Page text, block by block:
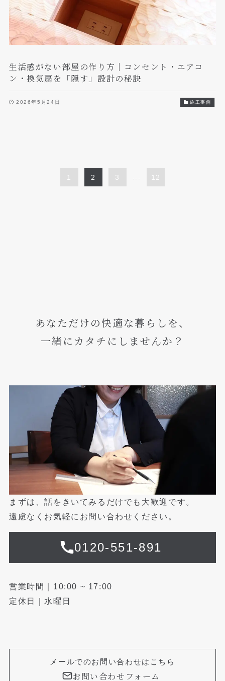
生活感がない部屋の作り方｜コンセント・エアコ
ン・換気扇を「隠す」設計の秘訣
2026年5月24日 施工事例
1 2 3 ... 12
あなただけの快適な暮らしを、
一緒にカタチにしませんか？
まずは、話をきいてみるだけでも大歓迎です。
遠慮なくお気軽にお問い合わせください。
0120-551-891
営業時間｜10:00 ~ 17:00
定休日｜水曜日
メールでのお問い合わせはこちら
お問い合わせフォーム